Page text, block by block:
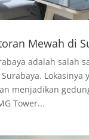
Mewah di
adalah salah
Lokasinya
menjadikan
Tower...